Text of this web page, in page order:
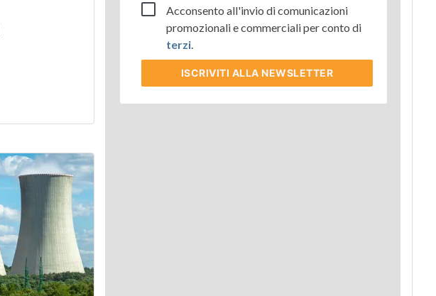
Acconsento all'invio di comunicazioni
promozionali e commerciali per conto di
terzi.
ISCRIVITI ALLA NEWSLETTER